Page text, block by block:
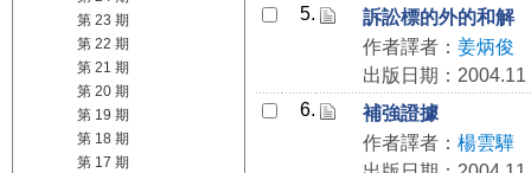
第 23 期
第 22 期
第 21 期
第 20 期
第 19 期
第 18 期
第 17 期
5.
訴訟標的外的和解
作者譯者： 姜炳俊
出版日期：2004.11
6.
補強證據
作者譯者： 楊雲驊